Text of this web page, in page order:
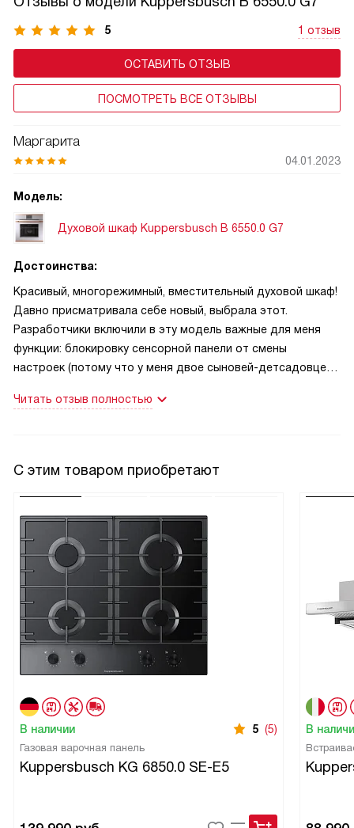
5 1 отзыв
ОСТАВИТЬ ОТЗЫВ
ПОСМОТРЕТЬ ВСЕ ОТЗЫВЫ
Маргарита
04.01.2023
Модель:
Духовой шкаф Kuppersbusch B 6550.0 G7
Достоинства:
Красивый, многорежимный, вместительный духовой шкаф!
Давно присматривала себе новый, выбрала этот.
Разработчики включили в эту модель важные для меня
функции: блокировку сенсорной панели от смены
настроек (потому что у меня двое сыновей-детсадовцев),
установки одновременно нескольких форм с разными
стенкам шкафа, это большой плюс к экономии времени на
уборку. Управление простое и удобное.
Читать отзыв полностью
С этим товаром приобретают
В наличии 5 (5)
Газовая варочная панель
Kuppersbusch KG 6850.0 SE-E5
В